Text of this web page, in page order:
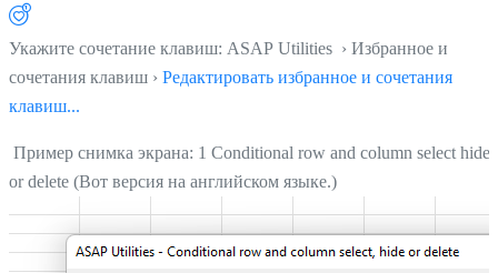
Укажите сочетание клавиш: ASAP Utilities › Избранное и
сочетания клавиш › Редактировать избранное и сочетания
клавиш...
Пример снимка экрана: 1 Conditional row and column select hide
or delete (Вот версия на английском языке.)